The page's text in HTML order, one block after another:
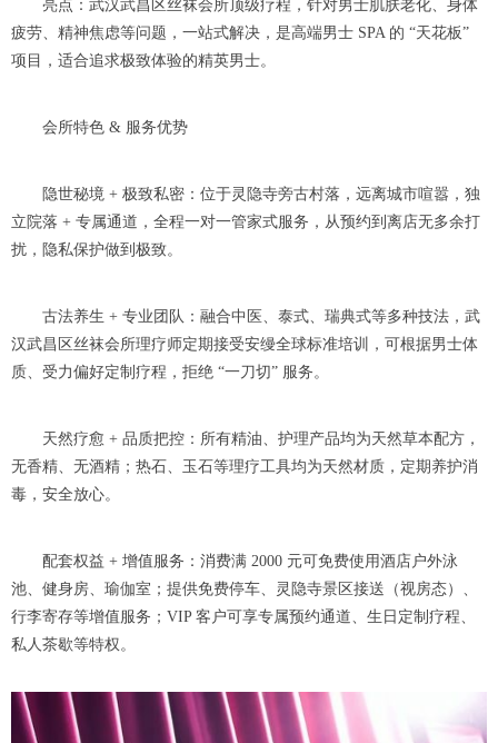
亮点：武汉武昌区丝袜会所顶级疗程，针对男士肌肤老化、身体
疲劳、精神焦虑等问题，一站式解决，是高端男士 SPA 的 “天花板”
项目，适合追求极致体验的精英男士。
会所特色 & 服务优势
隐世秘境 + 极致私密：位于灵隐寺旁古村落，远离城市喧嚣，独
立院落 + 专属通道，全程一对一管家式服务，从预约到离店无多余打
扰，隐私保护做到极致。
古法养生 + 专业团队：融合中医、泰式、瑞典式等多种技法，武
汉武昌区丝袜会所理疗师定期接受安缦全球标准培训，可根据男士体
质、受力偏好定制疗程，拒绝 “一刀切” 服务。
天然疗愈 + 品质把控：所有精油、护理产品均为天然草本配方，
无香精、无酒精；热石、玉石等理疗工具均为天然材质，定期养护消
毒，安全放心。
配套权益 + 增值服务：消费满 2000 元可免费使用酒店户外泳
池、健身房、瑜伽室；提供免费停车、灵隐寺景区接送（视房态）、
行李寄存等增值服务；VIP 客户可享专属预约通道、生日定制疗程、
私人茶歇等特权。